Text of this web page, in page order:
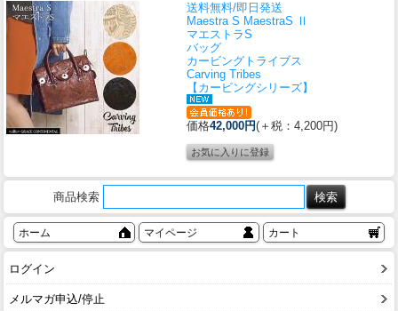
送料無料/即日発送
Maestra S MaestraS Ⅱ
マエストラS
バッグ
カービングトライブス
Carving Tribes
【カービングシリーズ】
価格42,000円(＋税：4,200円)
商品検索
ホーム マイページ カート
ログイン
メルマガ申込/停止